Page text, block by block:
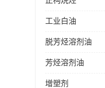
工业白油
脱芳烃溶剂油
芳烃溶剂油
增塑剂